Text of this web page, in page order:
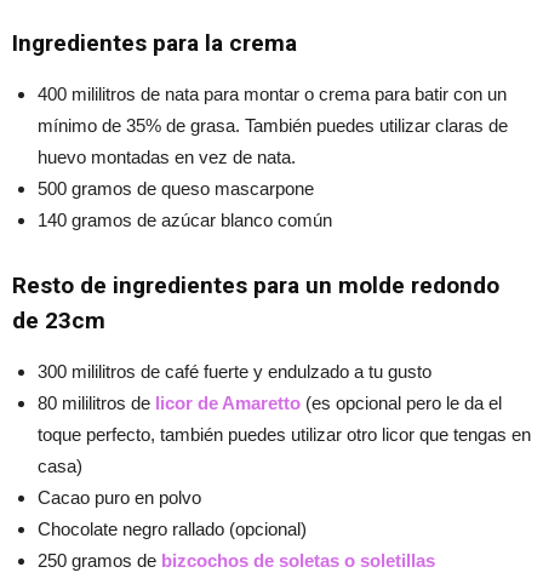
Ingredientes para la crema
400 mililitros de nata para montar o crema para batir con un
mínimo de 35% de grasa. También puedes utilizar claras de
huevo montadas en vez de nata.
500 gramos de queso mascarpone
140 gramos de azúcar blanco común
Resto de ingredientes para un molde redondo
de 23cm
300 mililitros de café fuerte y endulzado a tu gusto
80 mililitros de licor de Amaretto (es opcional pero le da el
toque perfecto, también puedes utilizar otro licor que tengas en
casa)
Cacao puro en polvo
Chocolate negro rallado (opcional)
250 gramos de bizcochos de soletas o soletillas